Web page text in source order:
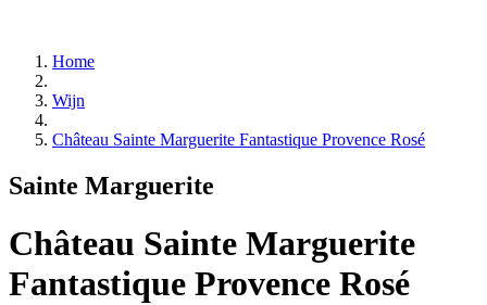
Home
Wijn
Château Sainte Marguerite Fantastique Provence Rosé
Sainte Marguerite
Château Sainte Marguerite
Fantastique Provence Rosé